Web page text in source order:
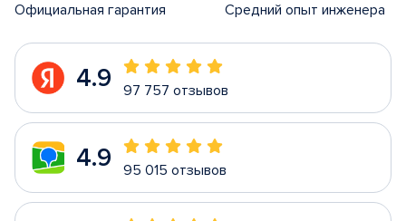
Официальная гарантия Средний опыт инженера
4.9 97 757 отзывов
4.9 95 015 отзывов